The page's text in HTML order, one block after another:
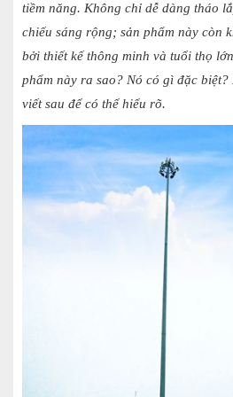
tiềm năng. Không chỉ dễ dàng tháo
chiếu sáng rộng; sản phẩm này còn
bởi thiết kế thông minh và tuổi thọ
phẩm này ra sao? Nó có gì đặc
viết sau để có thể hiểu rõ.